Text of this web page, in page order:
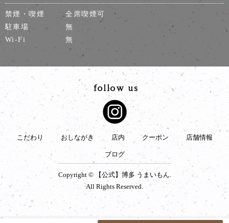
禁煙・喫煙
全席喫煙可
駐車場
無
Wi-Fi
無
こだわり おしながき 店内 クーポン 店舗情報
ブログ
Copyright © 【公式】博多 うまいもん.
All Rights Reserved.